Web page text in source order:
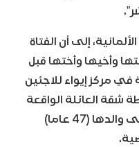
إلى أن الفتاة
وأخيها وأختها قبل
في مركز إيواء للاجئين
العائلة الواقعة
في الطابق الأخير من المبنى ونفى والدها (47 عاما)